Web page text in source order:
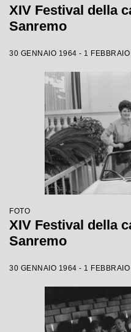
XIV Festival della
Sanremo
30 GENNAIO 1964 - 1
FOTO
XIV Festival della
Sanremo
30 GENNAIO 1964 - 1